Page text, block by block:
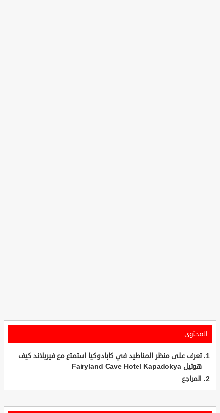
المحتوى
تعرف على منظر المناطيد في كابادوكيا استمتع مع فيريلاند كيف
هوتيل Fairyland Cave Hotel Kapadokya
المراجع